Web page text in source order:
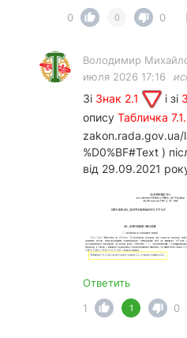
0
0 0
Володимир
июля 2026 17:16
Зі Знак 2.1 і зі
опису Табличка
%D0%BF#Text )
від 29.09.2021
Ответить
1
1 0